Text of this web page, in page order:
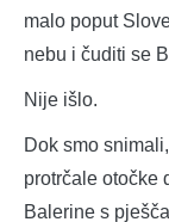
malo poput
nebu i čuditi se
Nije išlo.
Dok smo
protrčale otočke
Balerine s